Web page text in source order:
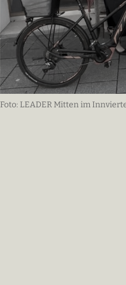
Foto: LEADER Mitten im